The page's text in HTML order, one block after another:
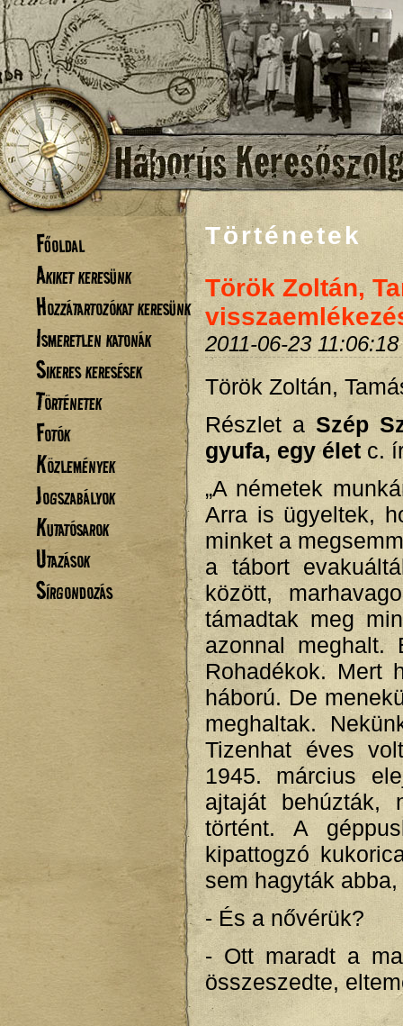
Főoldal
Akiket keresünk
Hozzátartozókat keresünk
Ismeretlen katonák
Sikeres keresések
Történetek
Fotók
Közlemények
Jogszabályok
Kutatósarok
Utazások
Sírgondozás
Történetek
Török Zoltán,
2011-06-23 11:06:18
Török Zoltán,
Részlet aSzép
gyufa, egy élet c.
„A németek
Arra is ügyeltek,
minket a
a tábort
között,
támadtak meg
azonnal meghalt.
Rohadékok. Mert
háború. De
meghaltak.
Tizenhat éves
1945. március
ajtaját behúzták,
történt. A
kipattogzó
sem hagyták
- És a nővérük?
- Ott maradt a
összeszedte,